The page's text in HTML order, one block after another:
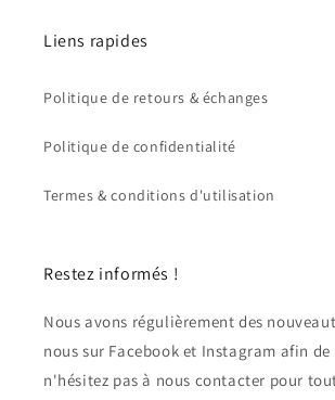
Liens rapides
Politique de retours & échanges
Politique de confidentialité
Termes & conditions d'utilisation
Restez informés !
Nous avons régulièrement des
nous sur Facebook et Instagram afin
n'hésitez pas à nous contacter pour